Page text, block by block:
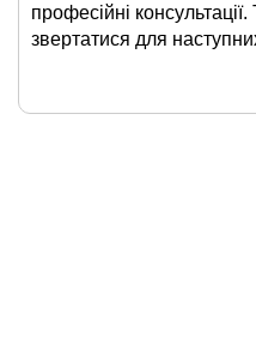
професійні
звертатися для